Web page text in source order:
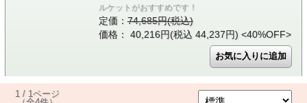
ルケットがおすすめです！
定価：74,685円(税込)
価格： 40,216円(税込 44,237円) <40%OFF>
1 / 1ページ